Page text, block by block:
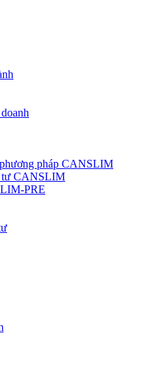
pháp CANSLIM
tư CANSLIM
PRE